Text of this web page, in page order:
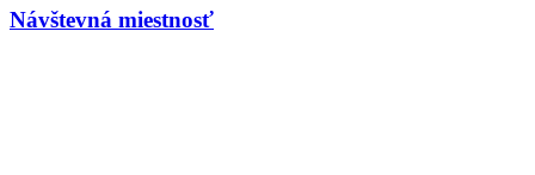
Návštevná miestnosť